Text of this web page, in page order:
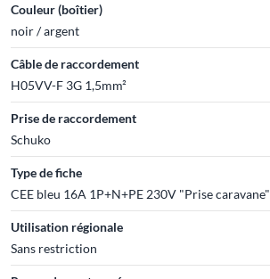
Couleur (boîtier)
noir / argent
Câble de raccordement
H05VV-F 3G 1,5mm²
Prise de raccordement
Schuko
Type de fiche
CEE bleu 16A 1P+N+PE 230V "Prise caravane"
Utilisation régionale
Sans restriction